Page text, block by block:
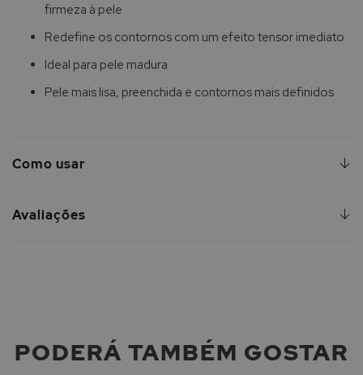
firmeza à pele
Redefine os contornos com um efeito tensor imediato
Ideal para pele madura
Pele mais lisa, preenchida e contornos mais definidos
Como usar
Avaliações
PODERÁ TAMBÉM GOSTAR